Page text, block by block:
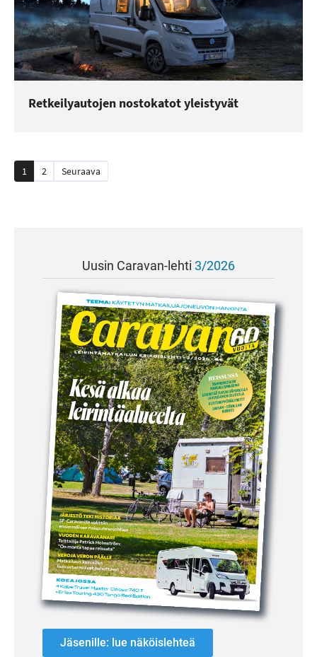
Retkeilyautojen nostokatot yleistyvät
Artikkelien
1 2 Seuraava
Uusin Caravan-lehti 3/2026
Jäsenille: lue näköislehteä